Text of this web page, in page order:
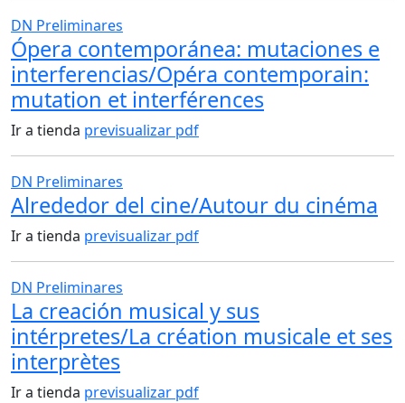
DN Preliminares
Ópera contemporánea: mutaciones e
interferencias/Opéra contemporain:
mutation et interférences
Ir a tienda previsualizar pdf
DN Preliminares
Alrededor del cine/Autour du cinéma
Ir a tienda previsualizar pdf
DN Preliminares
La creación musical y sus
intérpretes/La création musicale et ses
interprètes
Ir a tienda previsualizar pdf